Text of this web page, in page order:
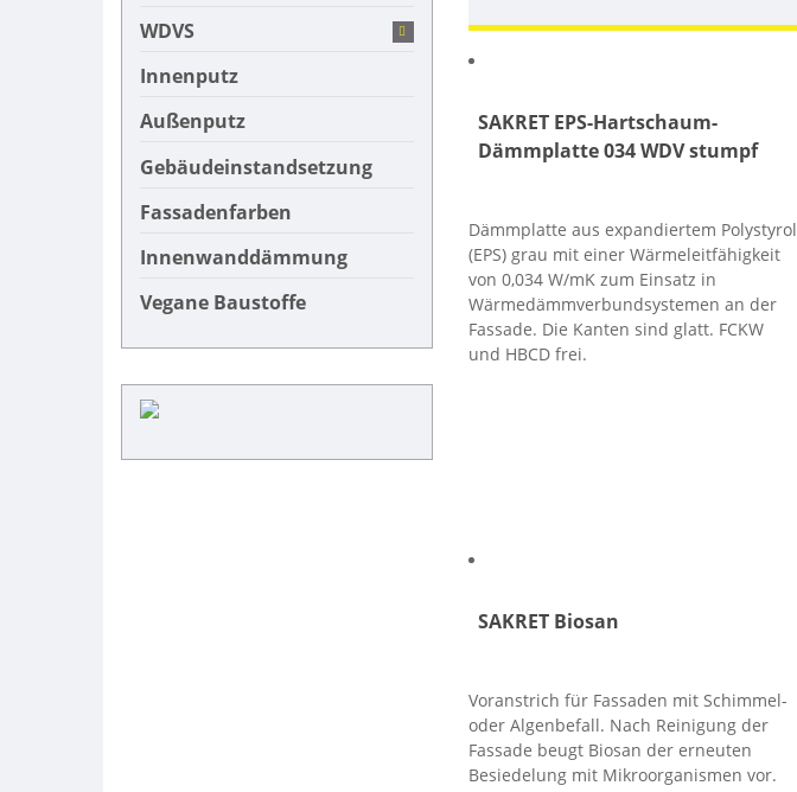
SAKRET EPS-Hartschaum-
Dämmplatte 034 WDV stumpf
Dämmplatte aus expandiertem Polystyrol
(EPS) grau mit einer Wärmeleitfähigkeit
von 0,034 W/mK zum Einsatz in
Wärmedämmverbundsystemen an der
Fassade. Die Kanten sind glatt. FCKW
und HBCD frei.
SAKRET Biosan
Voranstrich für Fassaden mit Schimmel-
oder Algenbefall. Nach Reinigung der
Fassade beugt Biosan der erneuten
Besiedelung mit Mikroorganismen vor.
WDVS
Innenputz
Außenputz
Gebäudeinstandsetzung
Fassadenfarben
Innenwanddämmung
Vegane Baustoffe